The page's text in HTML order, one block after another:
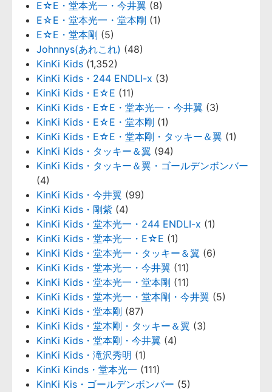
E☆E・堂本光一・今井翼 (8)
E☆E・堂本光一・堂本剛 (1)
E☆E・堂本剛 (5)
Johnnys(あれこれ) (48)
KinKi Kids (1,352)
KinKi Kids・244 ENDLI-x (3)
KinKi Kids・E☆E (11)
KinKi Kids・E☆E・堂本光一・今井翼 (3)
KinKi Kids・E☆E・堂本剛 (1)
KinKi Kids・E☆E・堂本剛・タッキー＆翼 (1)
KinKi Kids・タッキー＆翼 (94)
KinKi Kids・タッキー＆翼・ゴールデンボンバー
(4)
KinKi Kids・今井翼 (99)
KinKi Kids・剛紫 (4)
KinKi Kids・堂本光一・244 ENDLI-x (1)
KinKi Kids・堂本光一・E☆E (1)
KinKi Kids・堂本光一・タッキー＆翼 (6)
KinKi Kids・堂本光一・今井翼 (11)
KinKi Kids・堂本光一・堂本剛 (11)
KinKi Kids・堂本光一・堂本剛・今井翼 (5)
KinKi Kids・堂本剛 (87)
KinKi Kids・堂本剛・タッキー＆翼 (3)
KinKi Kids・堂本剛・今井翼 (4)
KinKi Kids・滝沢秀明 (1)
KinKi Kinds・堂本光一 (111)
KinKi Kis・ゴールデンボンバー (5)